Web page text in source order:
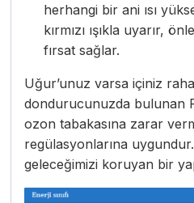
herhangi bir ani ısı
kırmızı ışıkla uyarır,
fırsat sağlar.
Uğur’unuz varsa içiniz
dondurucunuzda bulunan
ozon tabakasına zarar
regülasyonlarına uygundur.
geleceğimizi koruyan bir